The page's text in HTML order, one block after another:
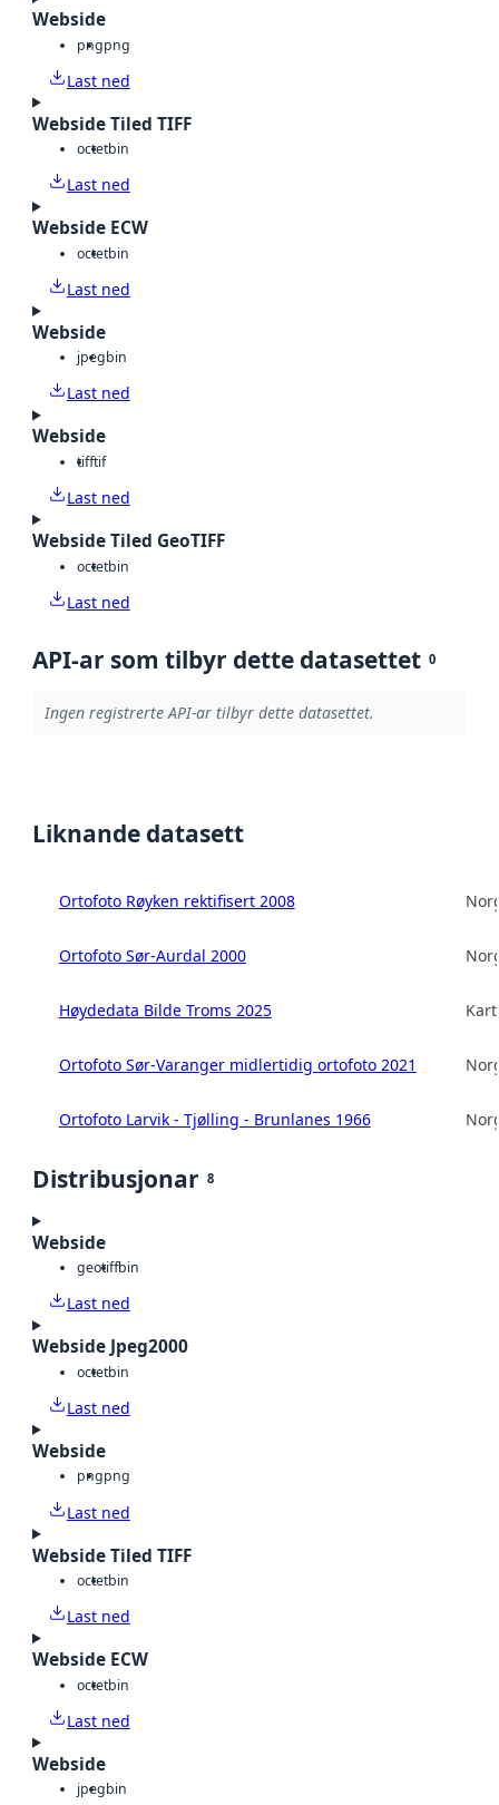
Webside
pngpng
Last ned
Webside Tiled TIFF
octetbin
Last ned
Webside ECW
octetbin
Last ned
Webside
jpegbin
Last ned
Webside
tifftif
Last ned
Webside Tiled GeoTIFF
octetbin
Last ned
API-ar som tilbyr dette datasettet 0
Ingen registrerte API-ar tilbyr dette datasettet.
Liknande datasett
Ortofoto Røyken rektifisert 2008
Ortofoto Sør-Aurdal 2000
Høydedata Bilde Troms 2025
Ortofoto Sør-Varanger midlertidig ortofoto 2021
Ortofoto Larvik - Tjølling - Brunlanes 1966
Distribusjonar 8
Webside
geotiffbin
Last ned
Webside Jpeg2000
octetbin
Last ned
Webside
pngpng
Last ned
Webside Tiled TIFF
octetbin
Last ned
Webside ECW
octetbin
Last ned
Webside
jpegbin